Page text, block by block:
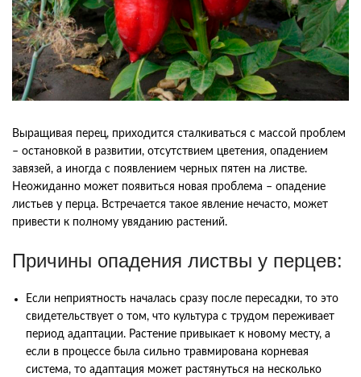
Выращивая перец, приходится сталкиваться с массой проблем
– остановкой в развитии, отсутствием цветения, опадением
завязей, а иногда с появлением черных пятен на листве.
Неожиданно может появиться новая проблема – опадение
листьев у перца. Встречается такое явление нечасто, может
привести к полному увяданию растений.
Причины опадения листвы у перцев:
Если неприятность началась сразу после пересадки, то это
свидетельствует о том, что культура с трудом переживает
период адаптации. Растение привыкает к новому месту, а
если в процессе была сильно травмирована корневая
система, то адаптация может растянуться на несколько